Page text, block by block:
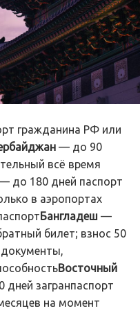
гражданина РФ или
— до 90
всё время
до 180 дней паспорт
в аэропортах
Бангладеш —
билет; взнос 50
Восточный
загранпаспорт
на момент